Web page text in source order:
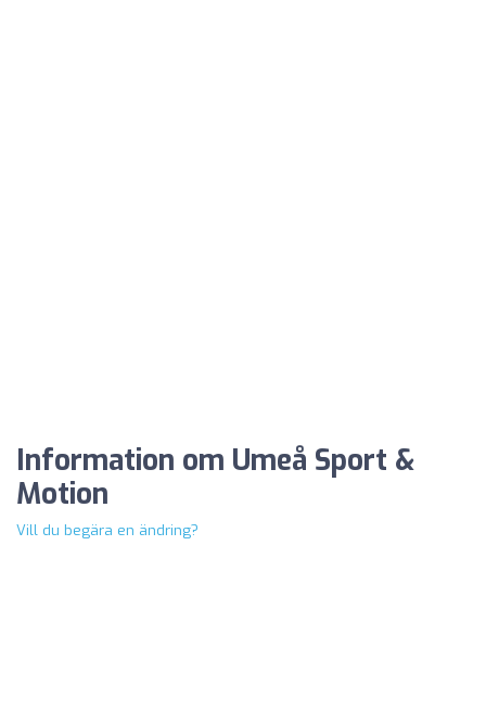
Information om Umeå Sport &
Motion
Vill du begära en ändring?